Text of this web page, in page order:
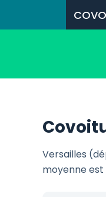
Versailles
moyenne est